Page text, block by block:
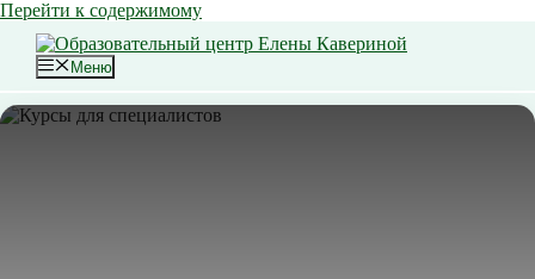
Перейти к содержимому
Меню